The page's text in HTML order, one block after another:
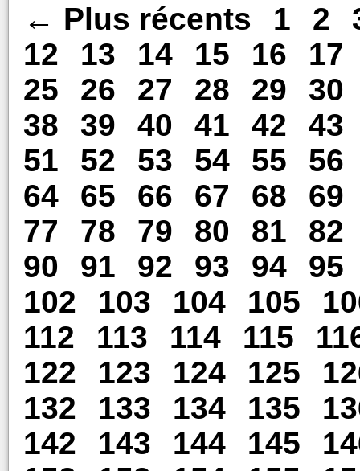
← Plus récents 1 2
12
13 14 15 16
17
25
26 27 28 29
30
38
39 40 41 42
43
51
52 53 54 55
56
64
65 66 67 68
69
77
78 79 80 81
82
90
91 92 93 94
95
102
103 104 105
112
113 114 115
122
123 124 125
132
133 134 135
142
143 144 145